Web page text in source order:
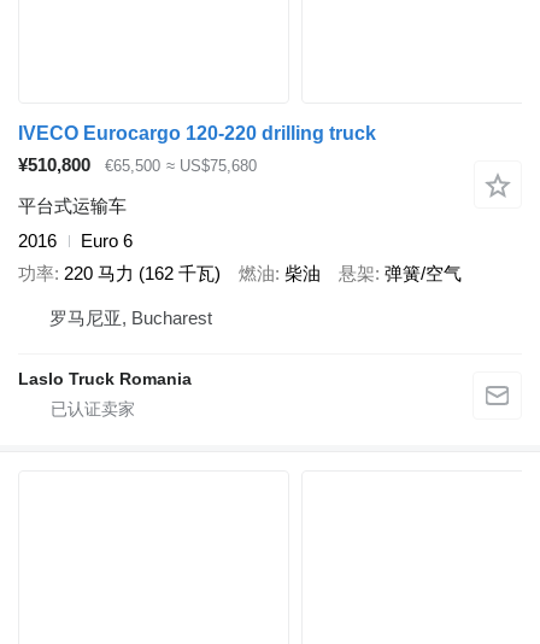
IVECO Eurocargo 120-220 drilling truck
¥510,800
€65,500 ≈ US$75,680
平台式运输车
2016
Euro 6
功率 220 马力 (162 千瓦) 燃油 柴油 悬架 弹簧/空气
罗马尼亚, Bucharest
Laslo Truck Romania